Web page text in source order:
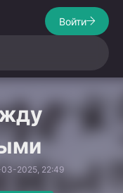
Войти
2025, 22:49